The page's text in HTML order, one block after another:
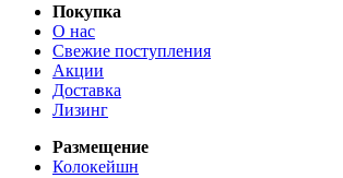
Покупка
О нас
Свежие поступления
Акции
Доставка
Лизинг
Размещение
Колокейшн